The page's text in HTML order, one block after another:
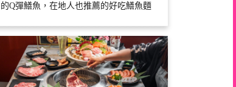
的Q彈鱔魚，在地人也推薦的好吃鱔魚麵